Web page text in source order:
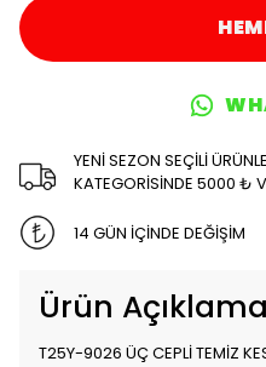
YENİ SEZON SEÇİLİ
KATEGORİSİNDE 5000 ₺
14 GÜN İÇİNDE DEĞİŞİM
Ürün
T25Y-9026 ÜÇ CEPLİ TEMİZ